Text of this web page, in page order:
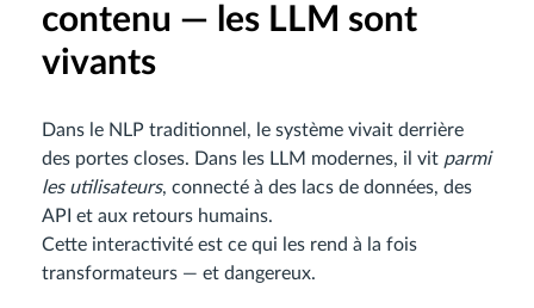
contenu — les LLM sont
vivants
Dans le NLP traditionnel, le système vivait derrière
des portes closes. Dans les LLM modernes, il vit parmi
les utilisateurs, connecté à des lacs de données, des
API et aux retours humains.
Cette interactivité est ce qui les rend à la fois
transformateurs — et dangereux.